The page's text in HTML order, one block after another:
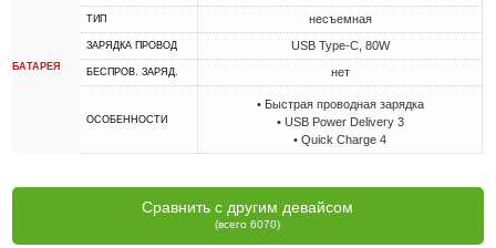
БАТАРЕЯ
ТИП несъемная
ЗАРЯДКА ПРОВОД USB Type-C, 80W
БЕСПРОВ. ЗАРЯД. нет
ОСОБЕННОСТИ
• Быстрая проводная зарядка
• USB Power Delivery 3
• Quick Charge 4
Сравнить с другим девайсом
(всего 6070)